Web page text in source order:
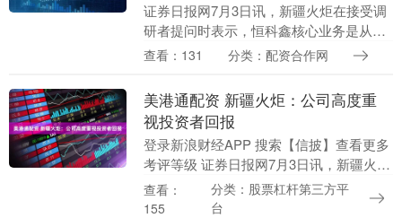
证券日报网7月3日讯，新疆火炬在接受调
研者提问时表示，恒科鑫核心业务是从事
精密传动部件的研发、生产和销售，产品
组等精密零部件....
查看：131 分类：配资合作网
美港通配资 新疆火炬：公司高度重
视投资者回报
登录新浪财经APP 搜索【信披】查看更多
考评等级 证券日报网7月3日讯，新疆火炬
在接受调研者提问时表示，公司高度重视
投资者回报，未来，公司将从有利于持续
查看：
155
分类：股票杠杆第三方平
台